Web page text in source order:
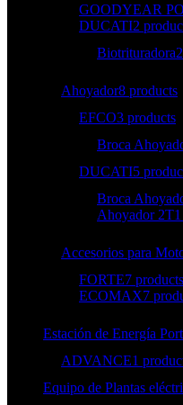
GOODYEAR
DUCATI2
Biotrituradora
Ahoyador8 products
EFCO3 products
Broca
DUCATI5
Broca
Ahoyador 2T
Accesorios para
FORTE7 products
ECOMAX7
Estación de Energía
ADVANCE1
Equipo de Plantas